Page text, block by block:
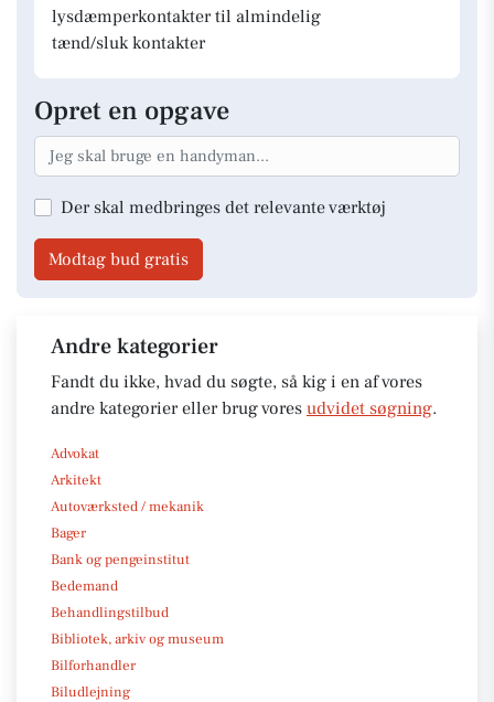
lysdæmperkontakter til almindelig
tænd/sluk kontakter
Opret en opgave
Der skal medbringes det relevante værktøj
Modtag bud gratis
Andre kategorier
Fandt du ikke, hvad du søgte, så kig i en af vores
andre kategorier eller brug vores udvidet søgning.
Advokat
Arkitekt
Autoværksted / mekanik
Bager
Bank og pengeinstitut
Bedemand
Behandlingstilbud
Bibliotek, arkiv og museum
Bilforhandler
Biludlejning